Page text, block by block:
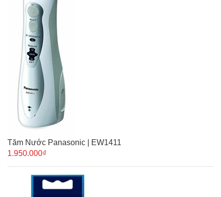
Tăm Nước Panasonic | EW1411
1.950.000₫